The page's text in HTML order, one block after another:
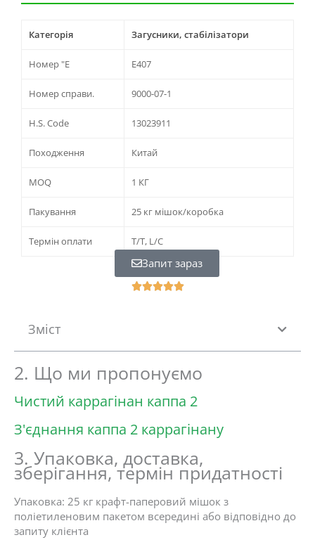
Категорія Загусники, стабілізатори
Номер "Е E407
Номер справи. 9000-07-1
H.S. Code 13023911
Походження Китай
MOQ 1 КГ
Пакування 25 кг мішок/коробка
Термін оплати T/T, L/C
Запит зараз
R
o
t
f
Зміст
2. Що ми пропонуємо
Чистий каррагінан каппа 2
З'єднання каппа 2 каррагінану
3. Упаковка, доставка,
зберігання, термін придатності
Упаковка: 25 кг крафт-паперовий мішок з
поліетиленовим пакетом всередині або відповідно до
запиту клієнта